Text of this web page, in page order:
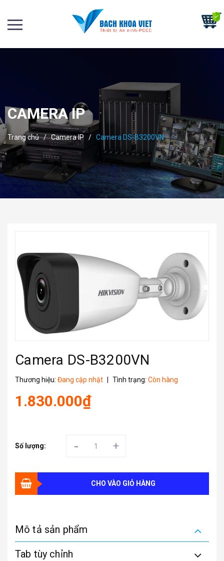
CAMERA IP
Trang chủ / Camera IP / Camera DS-B3200VN
Camera DS-B3200VN
Thương hiệu: Đang cập nhật Tình trạng: Còn hàng
1.830.000₫
Số lượng: - +
CHO VÀO GIỎ HÀNG
Mô tả sản phẩm
Tab tùy chỉnh